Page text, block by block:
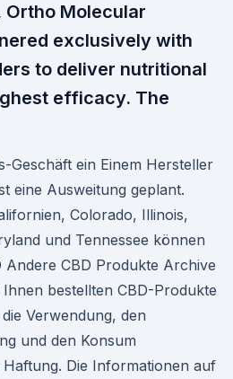
Ortho Molecular
exclusively with
to deliver nutritional
efficacy. The
Geschäft ein Einem Hersteller
eine Ausweitung geplant.
Colorado, Illinois,
und Tennessee können
Andere CBD Produkte Archive
bestellten CBD-Produkte
Verwendung, den
und den Konsum
Die Informationen auf